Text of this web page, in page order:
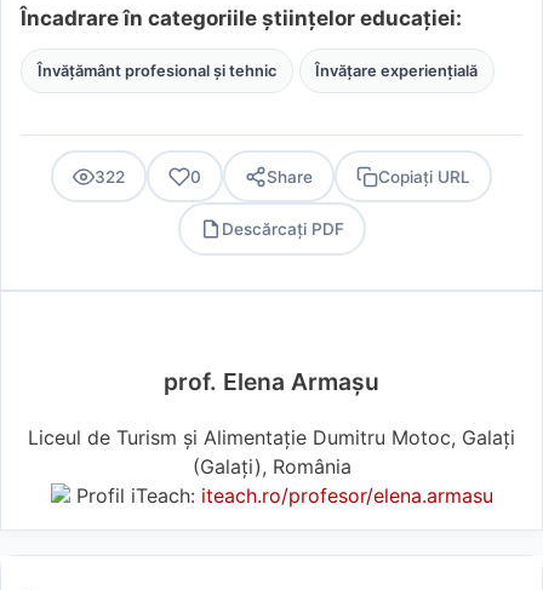
Încadrare în categoriile științelor educației:
Învățământ profesional și tehnic Învățare experiențială
322 0 Share Copiați URL
Descărcați PDF
prof. Elena Armașu
Liceul de Turism și Alimentație Dumitru Motoc, Galați
(Galaţi), România
Profil iTeach: iteach.ro/profesor/elena.armasu